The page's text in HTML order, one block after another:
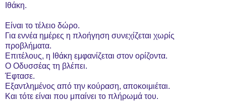
Ιθάκη.
Είναι το τέλειο δώρο.
Για εννέα ημέρες η πλοήγηση συνεχίζεται χωρίς
προβλήματα.
Επιτέλους, η Ιθάκη εμφανίζεται στον ορίζοντα.
Ο Οδυσσέας τη βλέπει.
Έφτασε.
Εξαντλημένος από την κούραση, αποκοιμιέται.
Και τότε είναι που μπαίνει το πλήρωμά του.